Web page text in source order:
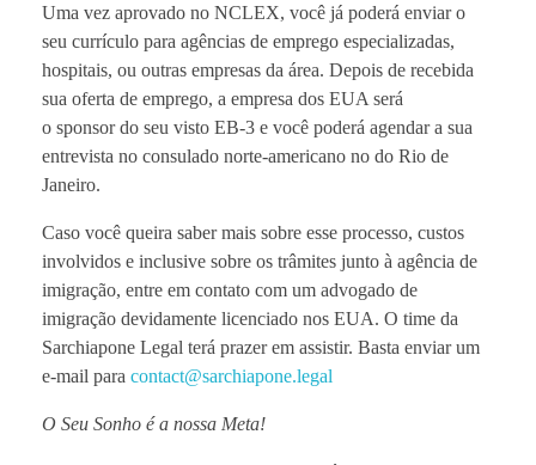
Uma vez aprovado no NCLEX, você já poderá enviar o
seu currículo para agências de emprego especializadas,
hospitais, ou outras empresas da área. Depois de recebida
sua oferta de emprego, a empresa dos EUA será
o sponsor do seu visto EB-3 e você poderá agendar a sua
entrevista no consulado norte-americano no do Rio de
Janeiro.
Caso você queira saber mais sobre esse processo, custos
involvidos e inclusive sobre os trâmites junto à agência de
imigração, entre em contato com um advogado de
imigração devidamente licenciado nos EUA. O time da
Sarchiapone Legal terá prazer em assistir. Basta enviar um
e-mail para contact@sarchiapone.legal
O Seu Sonho é a nossa Meta!